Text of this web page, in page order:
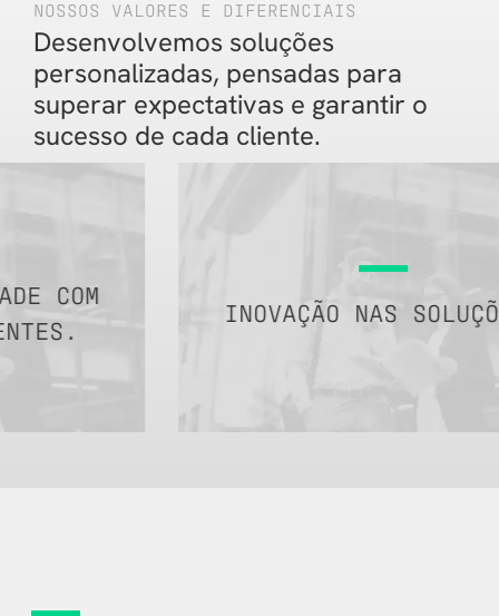
NOSSOS VALORES E DIFERENCIAIS
Desenvolvemos soluções
personalizadas, pensadas para
superar expectativas e garantir o
sucesso de cada cliente.
INOVAÇÃO NAS SOLUÇÕES.